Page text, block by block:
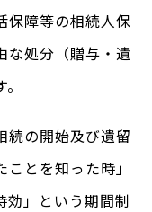
保障等の相続人保
な処分（贈与・遺
続の開始及び遺留
とを知った時」
効」という期間制